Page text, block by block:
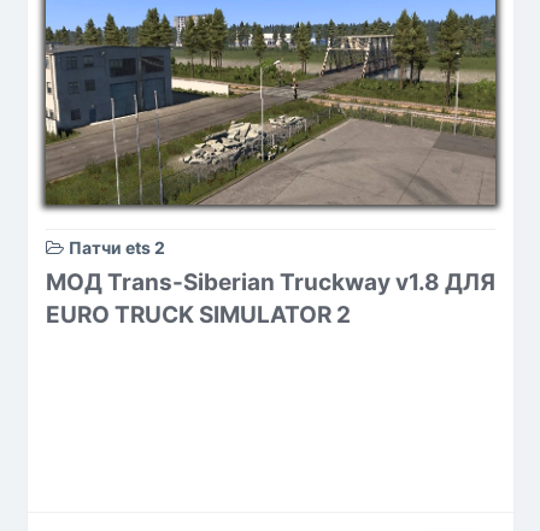
Патчи ets 2
МОД Trans-Siberian Truckway v1.8 ДЛЯ
EURO TRUCK SIMULATOR 2